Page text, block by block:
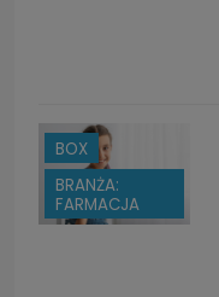
BOX
BRANŻA:
FARMACJA